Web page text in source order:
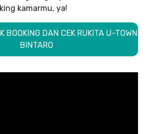
kamarmu, ya!
BOOKING DAN CEK RUKITA U-TOWN
BINTARO